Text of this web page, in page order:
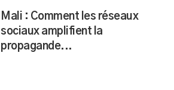
Mali : Comment les réseaux
sociaux amplifient la
propagande...